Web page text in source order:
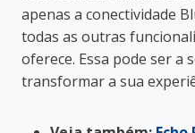
apenas a conectividade
todas as outras
oferece. Essa pode ser a
transformar a sua